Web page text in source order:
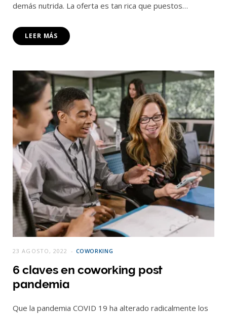
demás nutrida. La oferta es tan rica que puestos…
LEER MÁS
COWORKING
23 AGOSTO, 2022
6 claves en coworking post
pandemia
Que la pandemia COVID 19 ha alterado radicalmente los